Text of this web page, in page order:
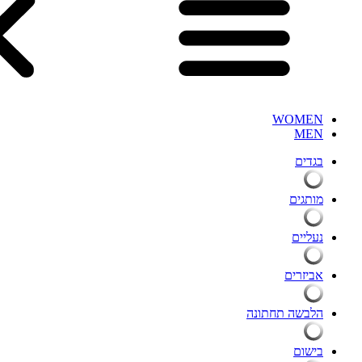
WOMEN
MEN
בגדים
מותגים
נעליים
אביזרים
הלבשה תחתונה
בישום